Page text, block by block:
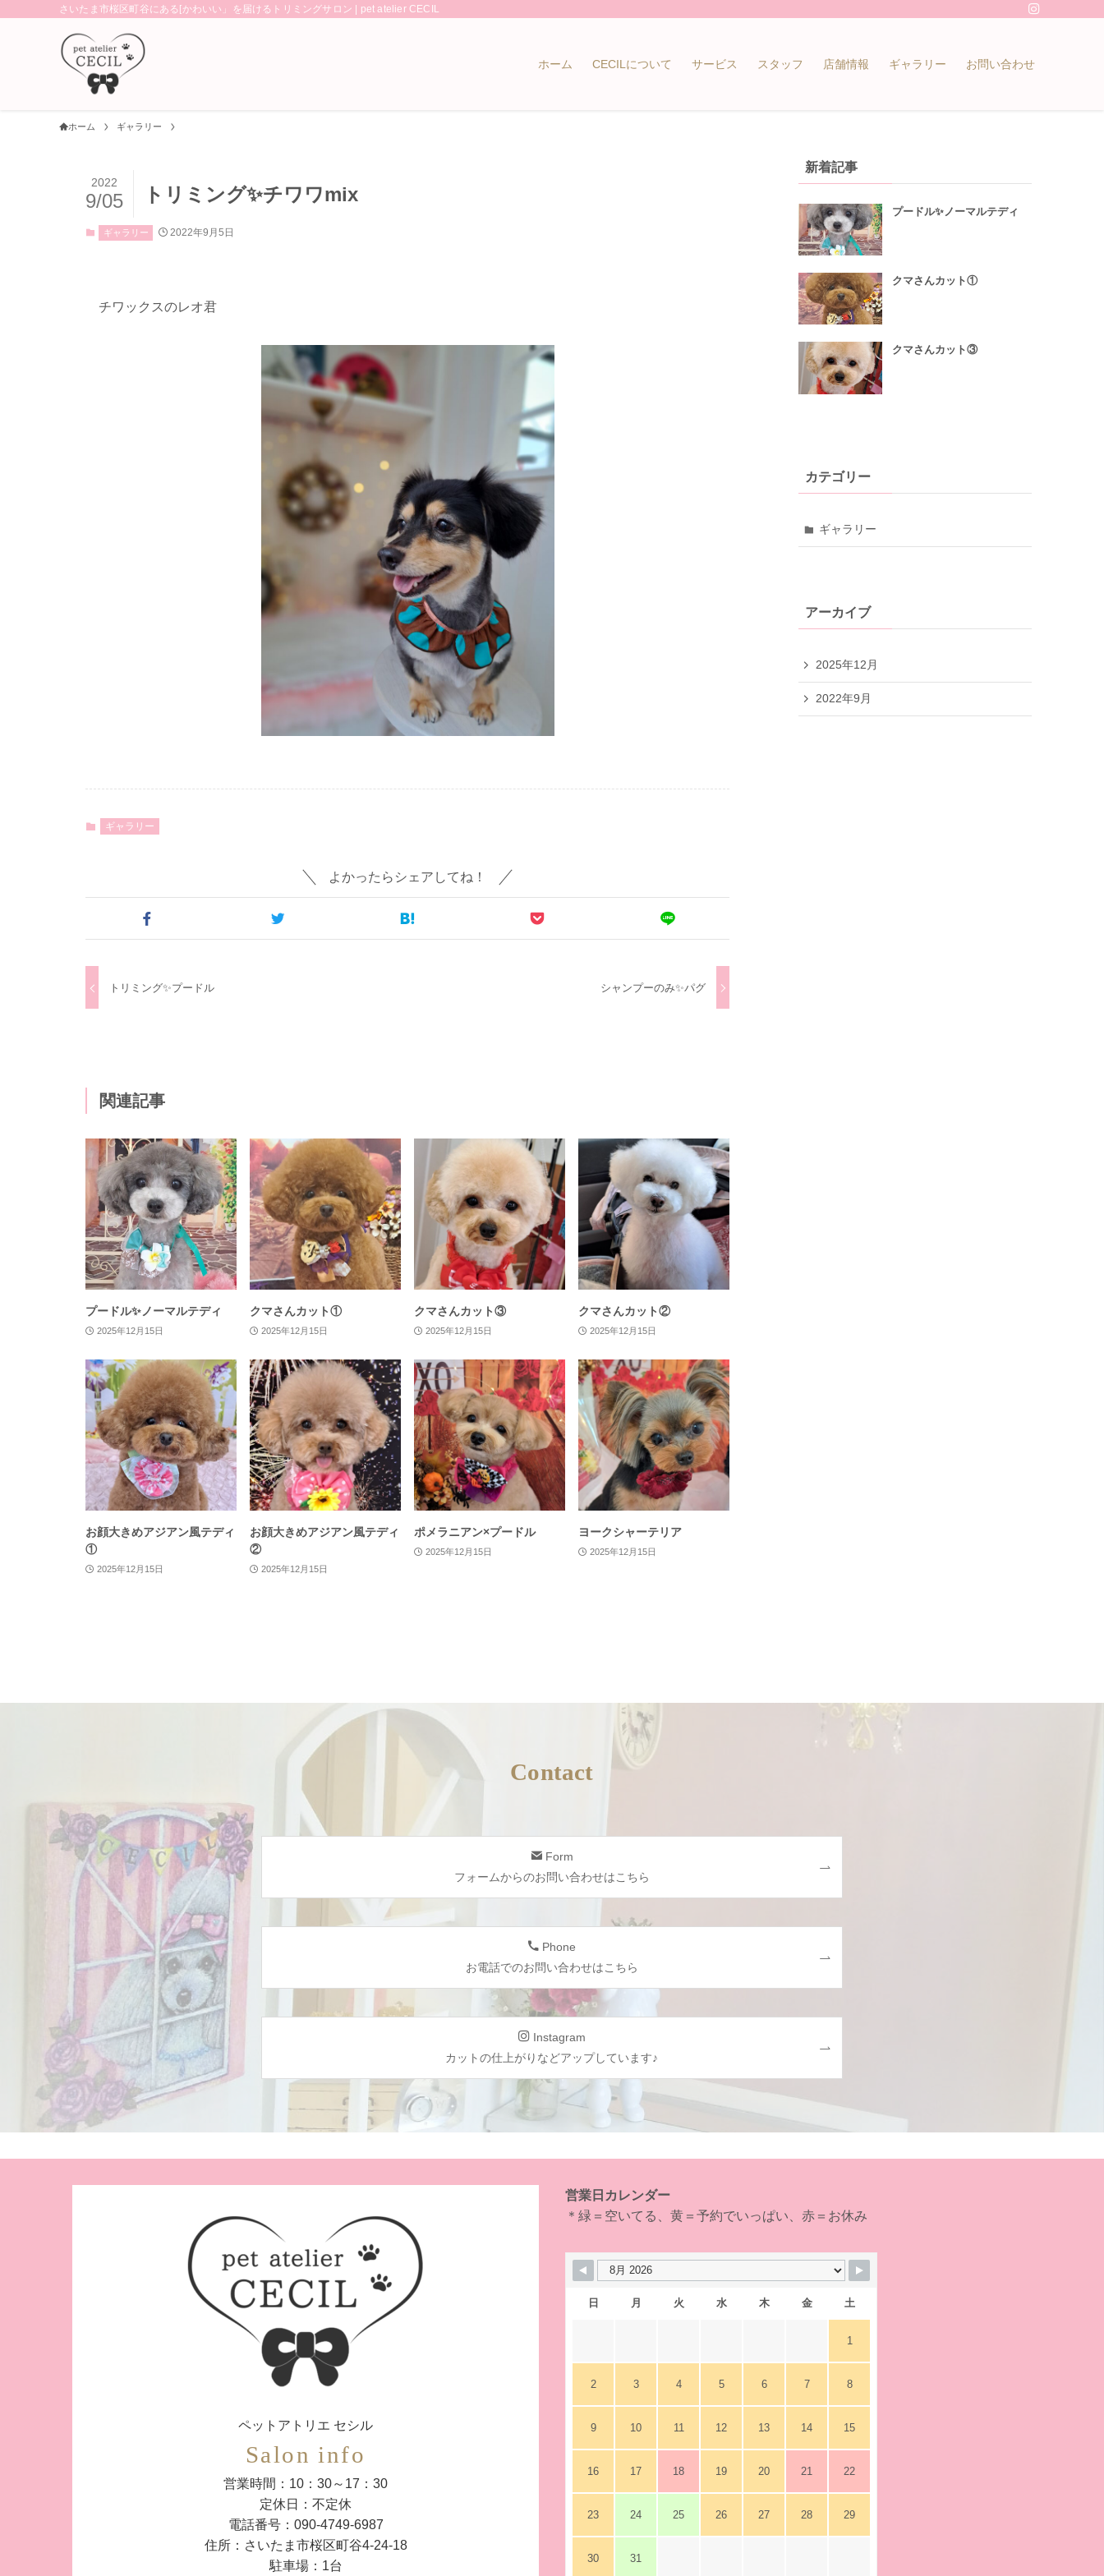
さいたま市桜区町谷にある[かわいい」を届けるトリミングサロン | pet atelier CECIL
ホーム CECILについて サービス スタッフ 店舗情報 ギャラリー お問い合わせ
ホーム ギャラリー
トリミング✨チワワmix
2022
9/05
ギャラリー 2022年9月5日
チワックスのレオ君
ギャラリー
よかったらシェアしてね！
トリミング✨プードル シャンプーのみ✨パグ
関連記事
プードル✨ノーマルテディ
2025年12月15日
クマさんカット①
2025年12月15日
クマさんカット③
2025年12月15日
クマさんカット②
2025年12月15日
お顔大きめアジアン風テディ
①
2025年12月15日
お顔大きめアジアン風テディ
②
2025年12月15日
ポメラニアン×プードル
2025年12月15日
ヨークシャーテリア
2025年12月15日
新着記事
プードル✨ノーマルテディ
クマさんカット①
クマさんカット③
カテゴリー
ギャラリー
アーカイブ
2025年12月
2022年9月
Contact
Form
フォームからのお問い合わせはこちら
Phone
お電話でのお問い合わせはこちら
Instagram
カットの仕上がりなどアップしています♪
ペットアトリエ セシル
Salon info
営業時間：10：30～17：30
定休日：不定休
電話番号：090-4749-6987
住所：さいたま市桜区町谷4-24-18
駐車場：1台
営業日カレンダー
＊緑＝空いてる、黄＝予約でいっぱい、赤＝お休み
日 月 火 水 木 金 土
1
2 3 4 5 6 7 8
9 10 11 12 13 14 15
16 17 18 19 20 21 22
23 24 25 26 27 28 29
30 31